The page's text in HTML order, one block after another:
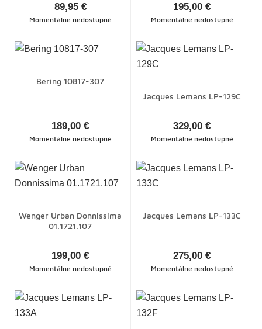
89,95 €
Momentálne nedostupné
195,00 €
Momentálne nedostupné
Bering 10817-307
189,00 €
Momentálne nedostupné
Jacques Lemans LP-129C
329,00 €
Momentálne nedostupné
Wenger Urban Donnissima
01.1721.107
199,00 €
Momentálne nedostupné
Jacques Lemans LP-133C
275,00 €
Momentálne nedostupné